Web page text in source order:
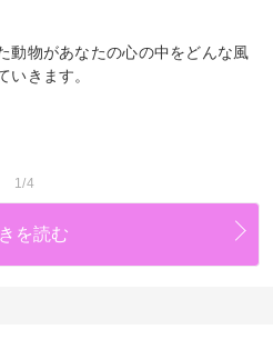
動物があなたの心の中をどんな風
いきます。
1/4
を読む